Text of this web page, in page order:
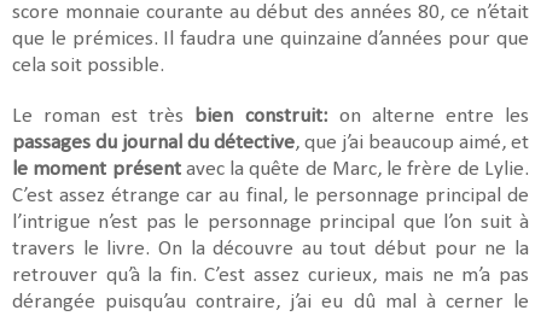
score monnaie courante au début des années 80, ce n’était
que le prémices. Il faudra une quinzaine d’années pour que
cela soit possible.
Le roman est très bien construit: on alterne entre les
passages du journal du détective, que j’ai beaucoup aimé, et
le moment présentavec la quête de Marc, le frère de Lylie.
C’est assez étrange car au final, le personnage principal de
l’intrigue n’est pas le personnage principal que l’on suit à
travers le livre. On la découvre au tout début pour ne la
retrouver qu’à la fin. C’est assez curieux, mais ne m’a pas
dérangée puisqu’au contraire, j’ai eu dû mal à cerner le